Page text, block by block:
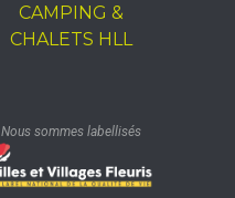
CAMPING &
CHALETS HLL
Nous sommes labellisés